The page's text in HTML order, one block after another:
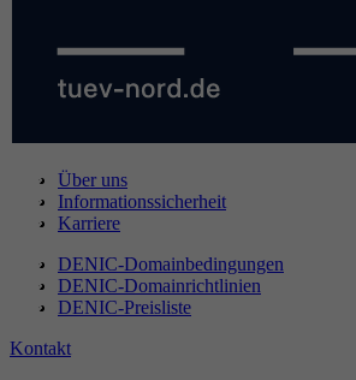
Über uns
Informationssicherheit
Karriere
DENIC-Domainbedingungen
DENIC-Domainrichtlinien
DENIC-Preisliste
Kontakt